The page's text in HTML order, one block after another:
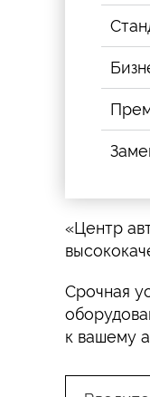
«Центр
Срочная
к вашему